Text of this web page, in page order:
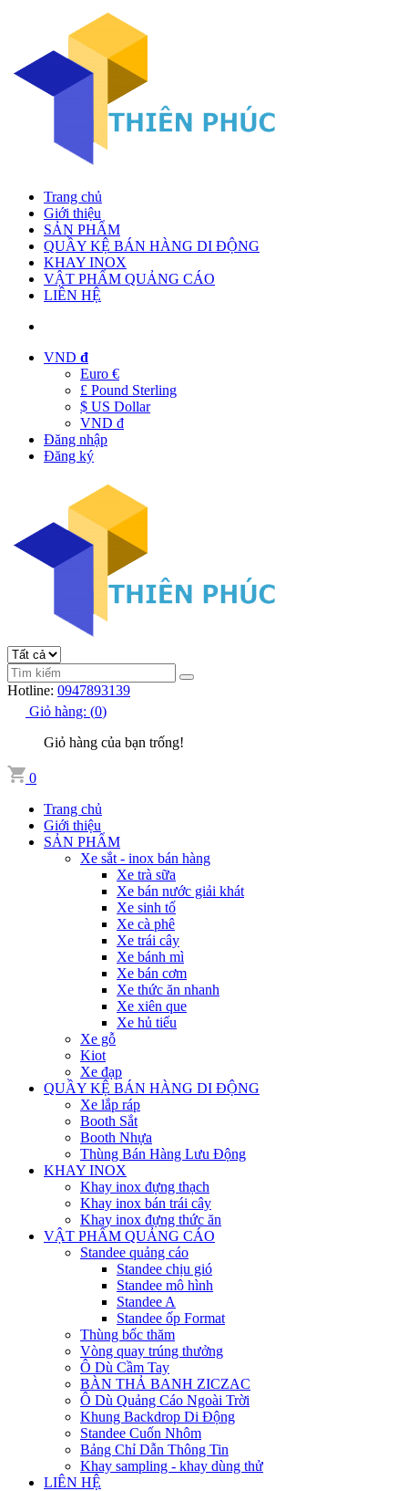
Trang chủ
Giới thiệu
SẢN PHẨM
QUẦY KỆ BÁN HÀNG DI ĐỘNG
KHAY INOX
VẬT PHẨM QUẢNG CÁO
LIÊN HỆ
VND đ
Euro €
£ Pound Sterling
$ US Dollar
VND đ
Đăng nhập
Đăng ký
Hotline: 0947893139
Giỏ hàng: (0)
Giỏ hàng của bạn trống!
0
Trang chủ
Giới thiệu
SẢN PHẨM
Xe sắt - inox bán hàng
Xe trà sữa
Xe bán nước giải khát
Xe sinh tố
Xe cà phê
Xe trái cây
Xe bánh mì
Xe bán cơm
Xe thức ăn nhanh
Xe xiên que
Xe hủ tiếu
Xe gỗ
Kiot
Xe đạp
QUẦY KỆ BÁN HÀNG DI ĐỘNG
Xe lắp ráp
Booth Sắt
Booth Nhựa
Thùng Bán Hàng Lưu Động
KHAY INOX
Khay inox đựng thạch
Khay inox bán trái cây
Khay inox đựng thức ăn
VẬT PHẨM QUẢNG CÁO
Standee quảng cáo
Standee chịu gió
Standee mô hình
Standee A
Standee ốp Format
Thùng bốc thăm
Vòng quay trúng thưởng
Ô Dù Cầm Tay
BÀN THẢ BANH ZICZAC
Ô Dù Quảng Cáo Ngoài Trời
Khung Backdrop Di Động
Standee Cuốn Nhôm
Bảng Chỉ Dẫn Thông Tin
Khay sampling - khay dùng thử
LIÊN HỆ